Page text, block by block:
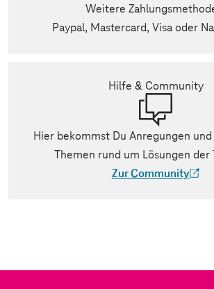
Weitere
Paypal, Mastercard, Visa oder
Hilfe & Community
Hier bekommst Du Anregungen
Themen rund um Lösungen der
Zur Community
(Der Link wird in